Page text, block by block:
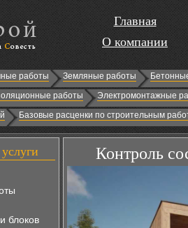
Главная
О компании
работы Земляные работы
работы Электромонтажные
Базовые расценки по строительным
блоков
Контроль